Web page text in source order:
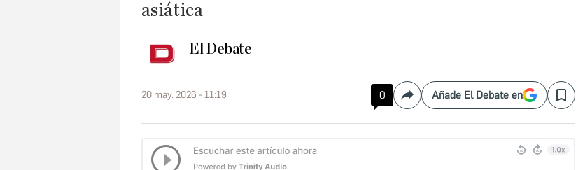
asiática
El Debate
20 may. 2026 - 11:19 0 CompartirAñade El Debate en Save